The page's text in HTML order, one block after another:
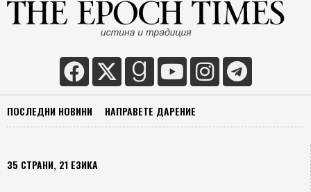
ПОСЛЕДНИ НОВИНИ НАПРАВЕТЕ ДАРЕНИЕ
35 СТРАНИ, 21 ЕЗИКА